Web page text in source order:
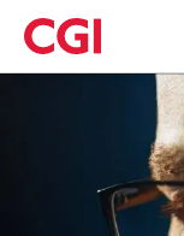
Skip
to
main